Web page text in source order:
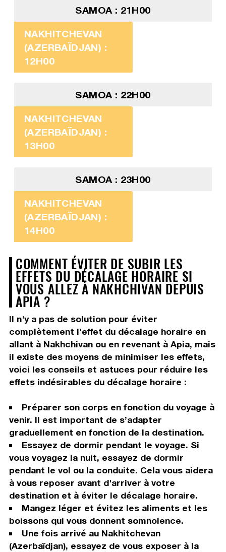
SAMOA : 21H00
NAKHITCHEVAN
(AZERBAÏDJAN) :
12H00
SAMOA : 22H00
NAKHITCHEVAN
(AZERBAÏDJAN) :
13H00
SAMOA : 23H00
NAKHITCHEVAN
(AZERBAÏDJAN) :
14H00
COMMENT ÉVITER DE SUBIR LES
EFFETS DU DÉCALAGE HORAIRE SI
VOUS ALLEZ À NAKHCHIVAN DEPUIS
APIA ?
Il n'y a pas de solution pour éviter
complètement l'effet du décalage horaire en
allant à Nakhchivan ou en revenant à Apia, mais
il existe des moyens de minimiser les effets,
voici les conseils et astuces pour réduire les
effets indésirables du décalage horaire :
Préparer son corps en fonction du voyage à
venir. Il est important de s’adapter
graduellement en fonction de la destination.
Essayez de dormir pendant le voyage. Si
vous voyagez la nuit, essayez de dormir
pendant le vol ou la conduite. Cela vous aidera
à vous reposer avant d'arriver à votre
destination et à éviter le décalage horaire.
Mangez léger et évitez les aliments et les
boissons qui vous donnent somnolence.
Une fois arrivé au Nakhitchevan
(Azerbaïdjan), essayez de vous exposer à la